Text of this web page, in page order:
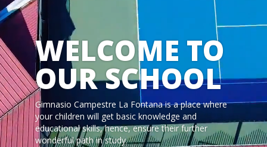
WELCOME TO
OUR SCHOOL
Gimnasio Campestre La Fontana is a place where
your children will get basic knowledge and
educational skills, hence, ensure their further
wonderful path in study.